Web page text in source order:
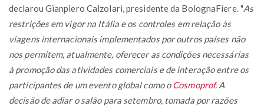
declarou Gianpiero Calzolari, presidente da BolognaFiere. "As
restrições em vigor na Itália e os controles em relação às
viagens internacionais implementados por outros países não
nos permitem, atualmente, oferecer as condições necessárias
à promoção das atividades comerciais e de interação entre os
participantes de um evento global como oCosmoprof. A
decisão de adiar o salão para setembro, tomada por razões